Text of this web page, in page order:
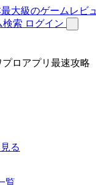
検索 ログイン
ロアプリ最速攻略
る
覧